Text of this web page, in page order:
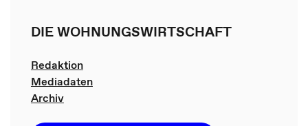
DIE WOHNUNGSWIRTSCHAFT
Redaktion
Mediadaten
Archiv